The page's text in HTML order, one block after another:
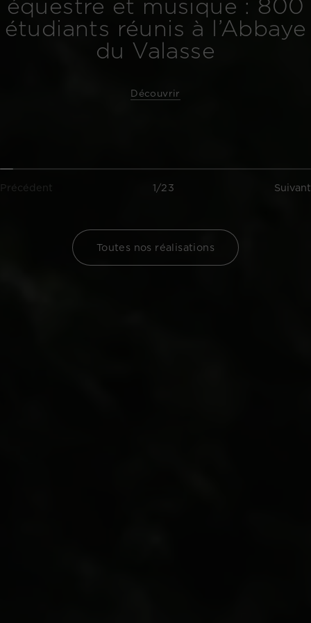
étudiants réunis à l’Abbaye
du Valasse
Découvrir
Précédent 1/23 Suivant
Toutes nos réalisations